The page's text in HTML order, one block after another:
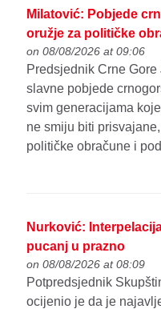
Milatović: Pobjede
oružje za političke
on 08/08/2026 at 09:06
Predsjednik Crne
slavne pobjede
svim generacijama
ne smiju biti
političke obračune i
Nurković:
pucanj u prazno
on 08/08/2026 at 08:09
Potpredsjednik
ocijenio je da je